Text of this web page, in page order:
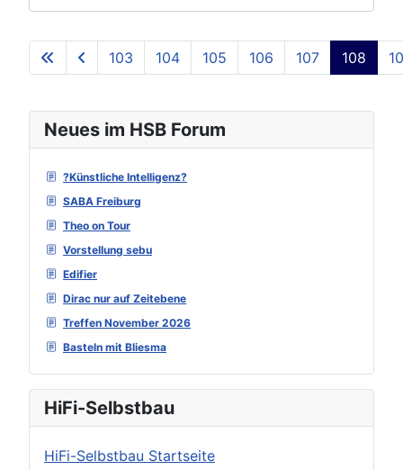
Neues im HSB Forum
?Künstliche Intelligenz?
SABA Freiburg
Theo on Tour
Vorstellung sebu
Edifier
Dirac nur auf Zeitebene
Treffen November 2026
Basteln mit Bliesma
HiFi-Selbstbau
HiFi-Selbstbau Startseite
Seite 108 von 129
103 104 105 106 107 108